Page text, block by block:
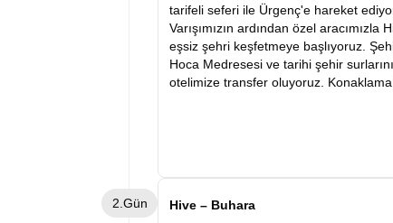
tarifeli seferi ile Ürgenç'e hareket
Varışımızın ardından özel
eşsiz şehri keşfetmeye başlıyoruz.
Hoca Medresesi ve tarihi şehir
otelimize transfer oluyoruz.
2.Gün Hive – Buhara